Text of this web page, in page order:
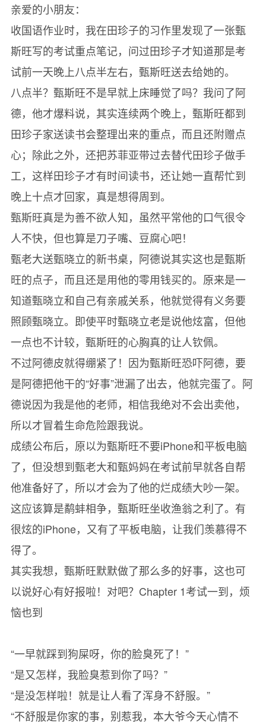
亲爱的小朋友：
收国语作业时，我在田珍子的习作里发现了一张甄
斯旺写的考试重点笔记，问过田珍子才知道那是考
试前一天晚上八点半左右，甄斯旺送去给她的。
八点半？甄斯旺不是早就上床睡觉了吗？我问了阿
德，他才爆料说，其实连续两个晚上，甄斯旺都到
田珍子家送读书会整理出来的重点，而且还附赠点
心；除此之外，还把苏菲亚带过去替代田珍子做手
工，这样田珍子才有时间读书，还让她一直帮忙到
晚上十点才回家，真是想得周到。
甄斯旺真是为善不欲人知，虽然平常他的口气很令
人不快，但也算是刀子嘴、豆腐心吧！
甄老大送甄晓立的新书桌，阿德说其实这也是甄斯
旺的点子，而且还是用他的零用钱买的。原来是一
知道甄晓立和自己有亲戚关系，他就觉得有义务要
照顾甄晓立。即使平时甄晓立老是说他炫富，但他
一点也不计较，甄斯旺的心胸真的让人钦佩。
不过阿德皮就得绷紧了！因为甄斯旺恐吓阿德，要
是阿德把他干的“好事”泄漏了出去，他就完蛋了。阿
德说因为我是他的老师，相信我绝对不会出卖他，
所以才冒着生命危险跟我说。
成绩公布后，原以为甄斯旺不要iPhone和平板电脑
了，但没想到甄老大和甄妈妈在考试前早就各自帮
他准备好了，所以才会为了他的烂成绩大吵一架。
这应该算是鹬蚌相争，甄斯旺坐收渔翁之利了。有
很炫的iPhone，又有了平板电脑，让我们羡慕得不
得了。
其实我想，甄斯旺默默做了那么多的好事，这也可
以说好心有好报啦！对吧？Chapter 1考试一到，烦
恼也到
“一早就踩到狗屎呀，你的脸臭死了！”
“是又怎样，我脸臭惹到你了吗？”
“是没怎样啦！就是让人看了浑身不舒服。”
“不舒服是你家的事，别惹我，本大爷今天心情不